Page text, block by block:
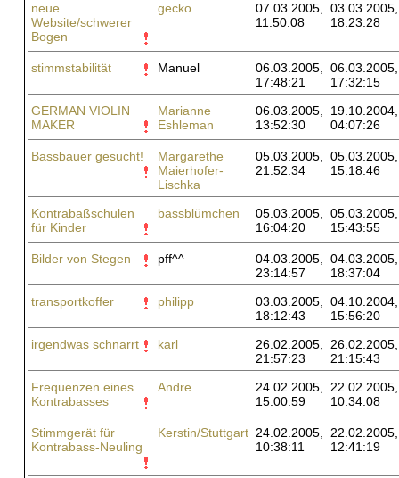
neue
Website/schwerer
Bogen
gecko
07.03.2005,
11:50:08
03.03.2005,
18:23:28
stimmstabilität Manuel
06.03.2005,
17:48:21
06.03.2005,
17:32:15
GERMAN VIOLIN
MAKER
Marianne
Eshleman
06.03.2005,
13:52:30
19.10.2004,
04:07:26
Bassbauer gesucht!
Margarethe
Maierhofer-
Lischka
05.03.2005,
21:52:34
05.03.2005,
15:18:46
Kontrabaßschulen
für Kinder
bassblümchen
05.03.2005,
16:04:20
05.03.2005,
15:43:55
Bilder von Stegen pff^^
04.03.2005,
23:14:57
04.03.2005,
18:37:04
transportkoffer
philipp
03.03.2005,
18:12:43
04.10.2004,
15:56:20
irgendwas schnarrt
karl
26.02.2005,
21:57:23
26.02.2005,
21:15:43
Frequenzen eines
Kontrabasses
Andre
24.02.2005,
15:00:59
22.02.2005,
10:34:08
Stimmgerät für
Kontrabass-Neuling
Kerstin/Stuttgart 24.02.2005,
10:38:11
22.02.2005,
12:41:19